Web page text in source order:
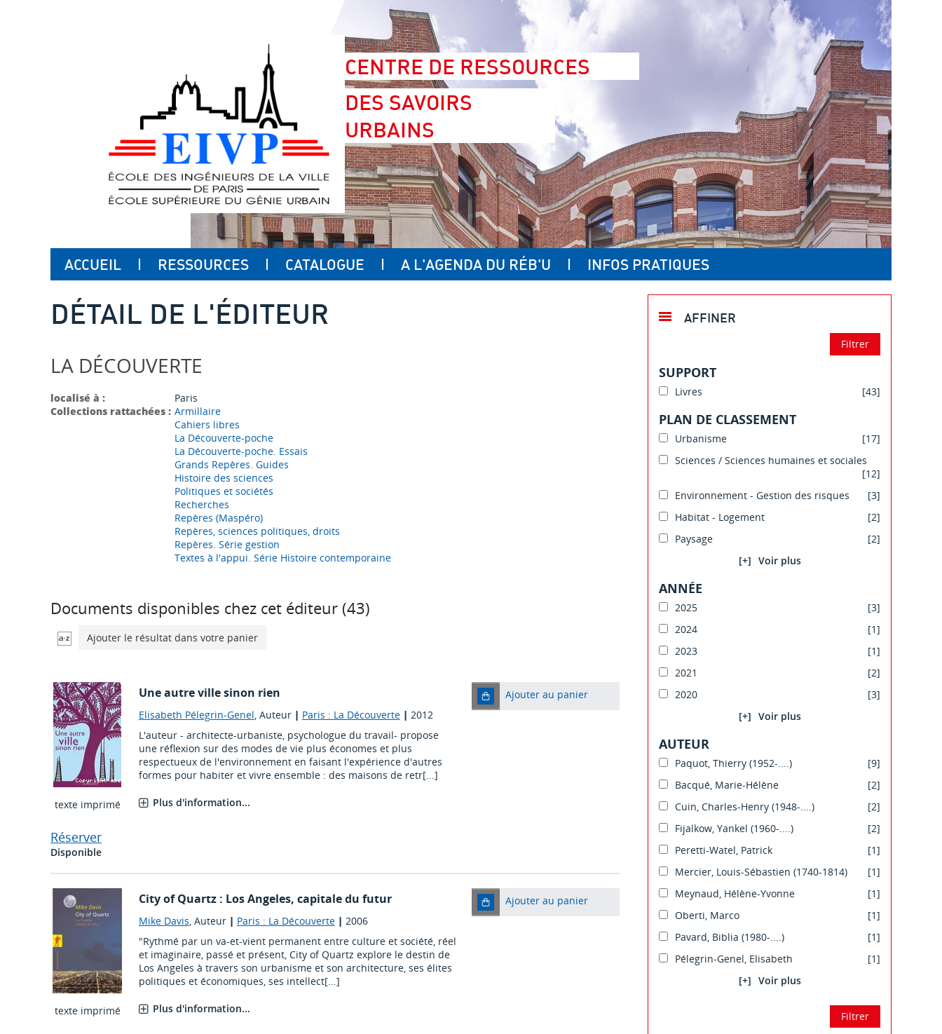
CENTRE DE RESSOURCES
DES SAVOIRS
URBAINS
ACCUEIL RESSOURCES CATALOGUE A L'AGENDA DU RÉB'U INFOS PRATIQUES
DÉTAIL DE L'ÉDITEUR
LA DÉCOUVERTE
localisé à :
Paris
Collections rattachées : Armillaire
Cahiers libres
La Découverte-poche
La Découverte-poche. Essais
Grands Repères. Guides
Histoire des sciences
Politiques et sociétés
Recherches
Repères (Maspéro)
Repères, sciences politiques, droits
Repères. Série gestion
Textes à l'appui. Série Histoire contemporaine
Documents disponibles chez cet éditeur (43)
Ajouter le résultat dans votre panier
texte imprimé
Une autre ville sinon rien
Elisabeth Pélegrin-Genel, Auteur | Paris : La Découverte| 2012
L'auteur - architecte-urbaniste, psychologue du travail- propose
une réflexion sur des modes de vie plus économes et plus
respectueux de l'environnement en faisant l'expérience d'autres
formes pour habiter et vivre ensemble : des maisons de retr[...]
Plus d'information...
Ajouter au panier
Réserver
Disponible
texte imprimé
City of Quartz : Los Angeles, capitale du futur
Mike Davis, Auteur | Paris : La Découverte| 2006
"Rythmé par un va-et-vient permanent entre culture et société, réel
et imaginaire, passé et présent, City of Quartz explore le destin de
Los Angeles à travers son urbanisme et son architecture, ses élites
politiques et économiques, ses intellect[...]
Plus d'information...
Ajouter au panier
AFFINER
SUPPORT
Livres [43]
PLAN DE CLASSEMENT
Urbanisme
[17]
Sciences / Sciences humaines et sociales
[12]
Environnement - Gestion des risques
[3]
Habitat - Logement
[2]
Paysage
[2]
[+]
ANNÉE
2025
[3]
2024
[1]
2023
[1]
2021
[2]
2020
[3]
[+]
AUTEUR
Paquot, Thierry (1952-....)
[9]
Bacqué, Marie-Hélène
[2]
Cuin, Charles-Henry (1948-....)
[2]
Fijalkow, Yankel (1960-....)
[2]
Peretti-Watel, Patrick
[1]
Mercier, Louis-Sébastien (1740-1814)
[1]
Meynaud, Hélène-Yvonne
[1]
Oberti, Marco
[1]
Pavard, Biblia (1980-....)
[1]
Pélegrin-Genel, Elisabeth
[1]
[+]